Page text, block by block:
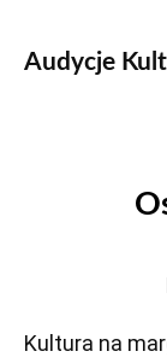
Audycje
Kultura na